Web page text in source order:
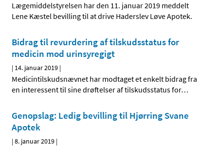
Lægemiddelstyrelsen har den 11. januar 2019 meddelt
Lene Kæstel bevilling til at drive Haderslev Løve Apotek.
Bidrag til revurdering af tilskudsstatus for
medicin mod urinsyregigt
| 14. januar 2019 |
Medicintilskudsnævnet har modtaget et enkelt bidrag fra
en interessent til sine drøftelser af tilskudsstatus for…
Genopslag: Ledig bevilling til Hjørring Svane
Apotek
|8. januar 2019 |